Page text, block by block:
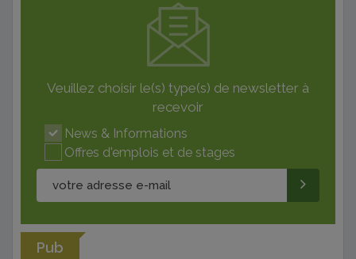
Veuillez choisir le(s) type(s) de newsletter à
recevoir
News & Informations
Offres d'emplois et de stages
Pub